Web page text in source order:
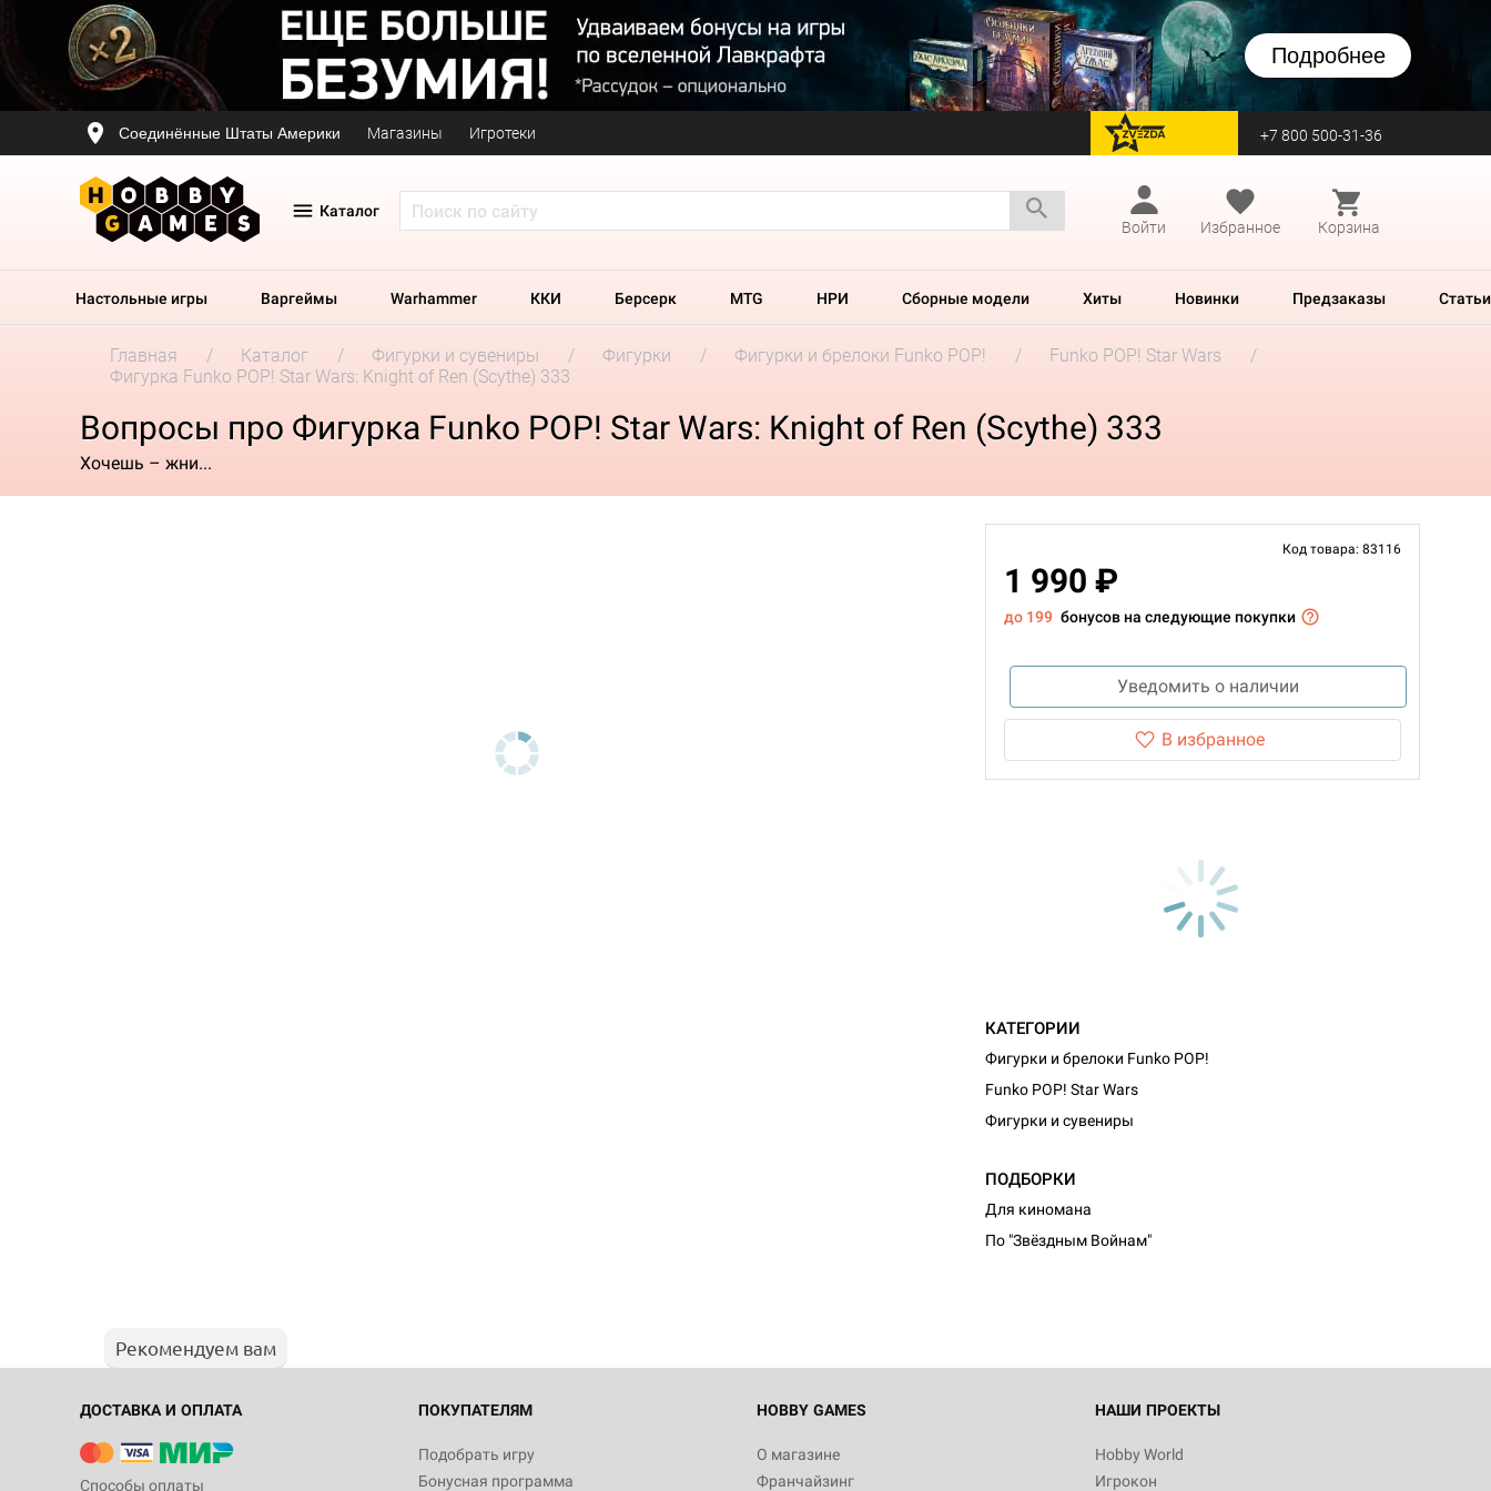
Подробнее
Соединённые Штаты Америки Магазины Игротеки перейти на Zvezda +7 800 500-31-36
Каталог
Войти
Избранное Корзина
Настольные игры Варгеймы Warhammer ККИ Берсерк MTG НРИ Сборные модели Хиты Новинки Предзаказы Статьи
Главная Каталог Фигурки и сувениры Фигурки Фигурки и брелоки Funko POP!
Funko POP! Star Wars
Фигурка Funko POP! Star Wars: Knight of Ren (Scythe) 333
Вопросы про Фигурка Funko POP! Star Wars: Knight of Ren (Scythe) 333
Хочешь – жни...
Код товара: 83116
1 990 ₽
до 199 бонусов на следующие покупки
Уведомить о наличии
В избранное
КАТЕГОРИИ
Фигурки и брелоки Funko POP!
Funko POP! Star Wars
Фигурки и сувениры
ПОДБОРКИ
Для киномана
По "Звёздным Войнам"
Рекомендуем вам
ДОСТАВКА И ОПЛАТА
Способы оплаты
ПОКУПАТЕЛЯМ
Подобрать игру
Бонусная программа
HOBBY GAMES
О магазине
Франчайзинг
НАШИ ПРОЕКТЫ
Hobby World
Игрокон